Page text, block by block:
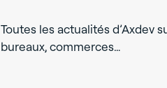
Toutes les actualités d’Axdev
bureaux, commerces…